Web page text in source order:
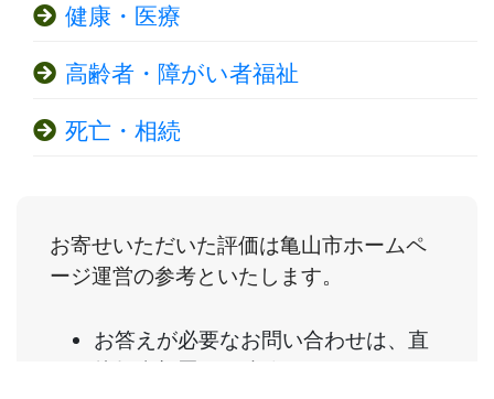
健康・医療
高齢者・障がい者福祉
死亡・相続